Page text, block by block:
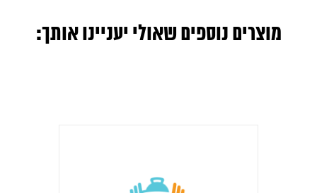
מוצרים נוספים שאולי יעניינו אותך: